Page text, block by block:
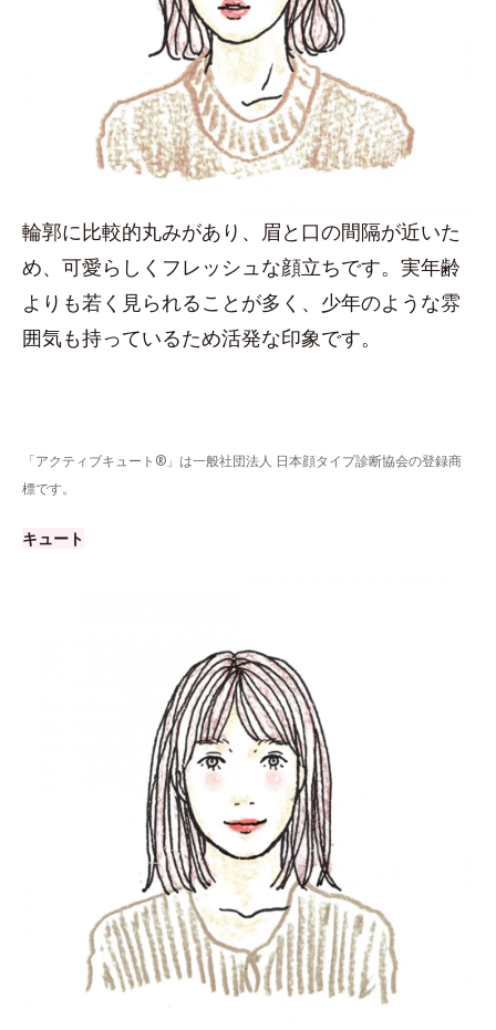
輪郭に比較的丸みがあり、眉と口の間隔が近いた
め、可愛らしくフレッシュな顔立ちです。実年齢
よりも若く見られることが多く、少年のような雰
囲気も持っているため活発な印象です。
「アクティブキュート®」は一般社団法人 日本顔タイプ診断協会の登録商
標です。
キュート